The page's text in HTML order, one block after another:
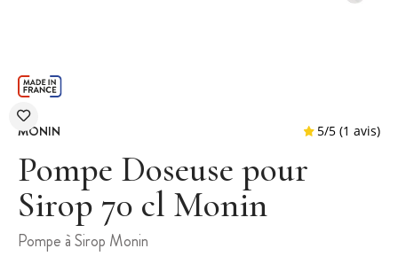
MONIN
Pompe Doseuse pour
Sirop 70 cl Monin
Pompe à Sirop Monin